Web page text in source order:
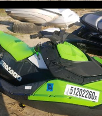
SEAD SPARK, 2016